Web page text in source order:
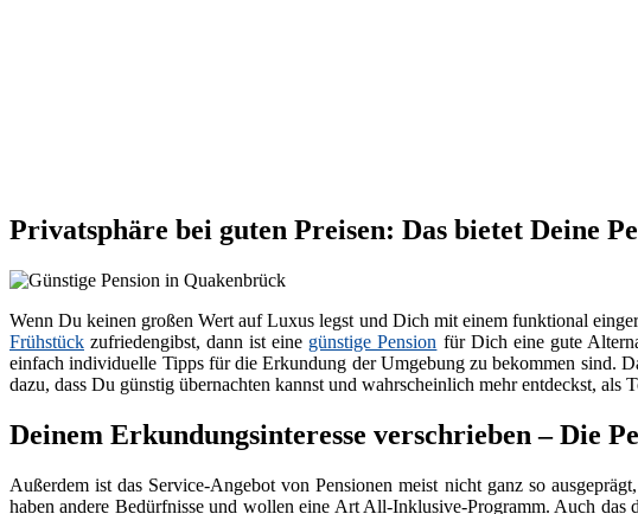
Privatsphäre bei guten Preisen: Das bietet Deine
Wenn Du keinen großen Wert auf Luxus legst und Dich mit einem funktional
Frühstück zufriedengibst, dann ist eine günstige Pension für Dich eine gute
einfach individuelle Tipps für die Erkundung der Umgebung zu bekommen sind.
dazu, dass Du günstig übernachten kannst und wahrscheinlich mehr entdeckst, als
Deinem Erkundungsinteresse verschrieben – Die
Außerdem ist das Service-Angebot von Pensionen meist nicht ganz so
haben andere Bedürfnisse und wollen eine Art All-Inklusive-Programm. Auch